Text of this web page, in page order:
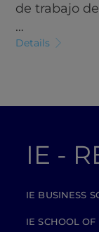
de trabajo
…
Details
IE -
IE BUSINESS
IE SCHOOL